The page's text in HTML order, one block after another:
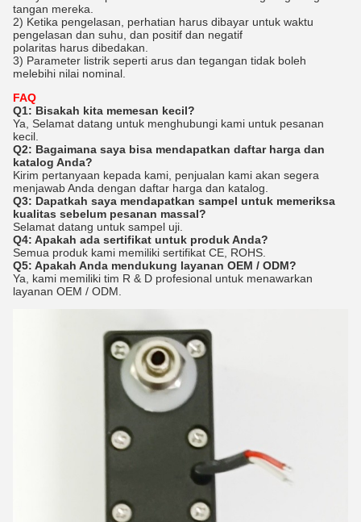
tangan mereka.
2) Ketika pengelasan, perhatian harus dibayar untuk waktu
pengelasan dan suhu, dan positif dan negatif
polaritas harus dibedakan.
3) Parameter listrik seperti arus dan tegangan tidak boleh
melebihi nilai nominal.
FAQ
Q1: Bisakah kita memesan kecil?
Ya, Selamat datang untuk menghubungi kami untuk pesanan
kecil.
Q2: Bagaimana saya bisa mendapatkan daftar harga dan
katalog Anda?
Kirim pertanyaan kepada kami, penjualan kami akan segera
menjawab Anda dengan daftar harga dan katalog.
Q3: Dapatkah saya mendapatkan sampel untuk memeriksa
kualitas sebelum pesanan massal?
Selamat datang untuk sampel uji.
Q4: Apakah ada sertifikat untuk produk Anda?
Semua produk kami memiliki sertifikat CE, ROHS.
Q5: Apakah Anda mendukung layanan OEM / ODM?
Ya, kami memiliki tim R & D profesional untuk menawarkan
layanan OEM / ODM.